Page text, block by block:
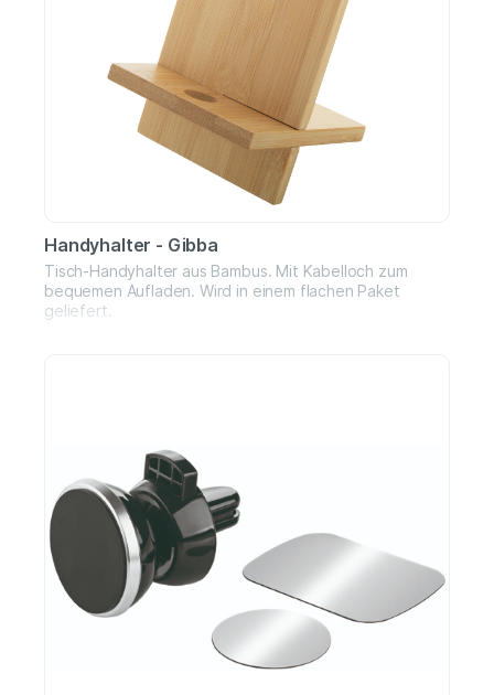
Handyhalter - Gibba
Tisch-Handyhalter aus Bambus. Mit Kabelloch zum
bequemen Aufladen. Wird in einem flachen Paket
geliefert.